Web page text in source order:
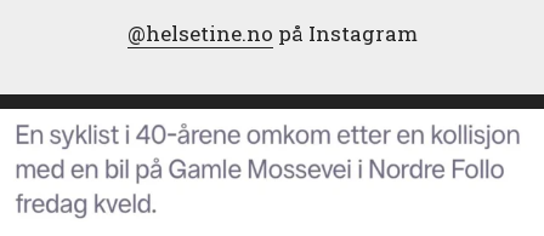
@helsetine.no på Instagram